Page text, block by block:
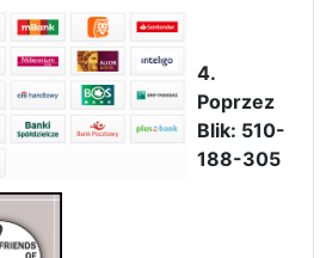
4.
Poprzez
Blik: 510-
188-305